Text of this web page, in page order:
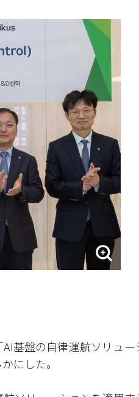
基盤の自律運航ソリュー
にした。